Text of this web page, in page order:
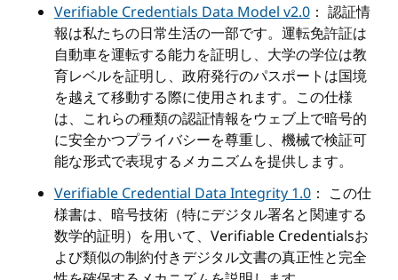
Verifiable Credentials Data Model v2.0： 認証情
報は私たちの日常生活の一部です。運転免許証は
自動車を運転する能力を証明し、大学の学位は教
育レベルを証明し、政府発行のパスポートは国境
を越えて移動する際に使用されます。この仕様
は、これらの種類の認証情報をウェブ上で暗号的
に安全かつプライバシーを尊重し、機械で検証可
能な形式で表現するメカニズムを提供します。
Verifiable Credential Data Integrity 1.0： この仕
様書は、暗号技術（特にデジタル署名と関連する
数学的証明）を用いて、Verifiable Credentialsお
よび類似の制約付きデジタル文書の真正性と完全